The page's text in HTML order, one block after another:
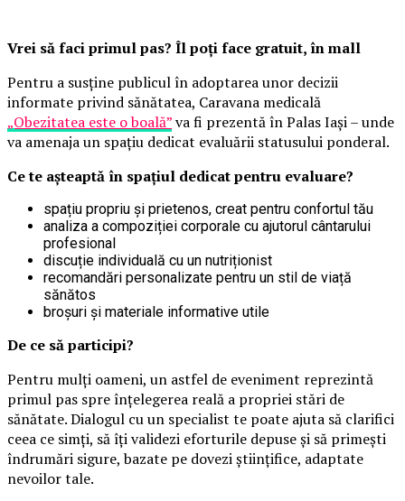
Vrei să faci primul pas? Îl poți face gratuit, în mall
Pentru a susține publicul în adoptarea unor decizii
informate privind sănătatea, Caravana medicală
„Obezitatea este o boală”va fi prezentă în Palas Iași – unde
va amenaja un spațiu dedicat evaluării statusului ponderal.
Ce te așteaptă în spațiul dedicat pentru evaluare?
spațiu propriu și prietenos, creat pentru confortul tău
analiza a compoziției corporale cu ajutorul cântarului
profesional
discuție individuală cu un nutriționist
recomandări personalizate pentru un stil de viață
sănătos
broșuri și materiale informative utile
De ce să participi?
Pentru mulți oameni, un astfel de eveniment reprezintă
primul pas spre înțelegerea reală a propriei stări de
sănătate. Dialogul cu un specialist te poate ajuta să clarifici
ceea ce simți, să îți validezi eforturile depuse și să primești
îndrumări sigure, bazate pe dovezi științifice, adaptate
nevoilor tale.